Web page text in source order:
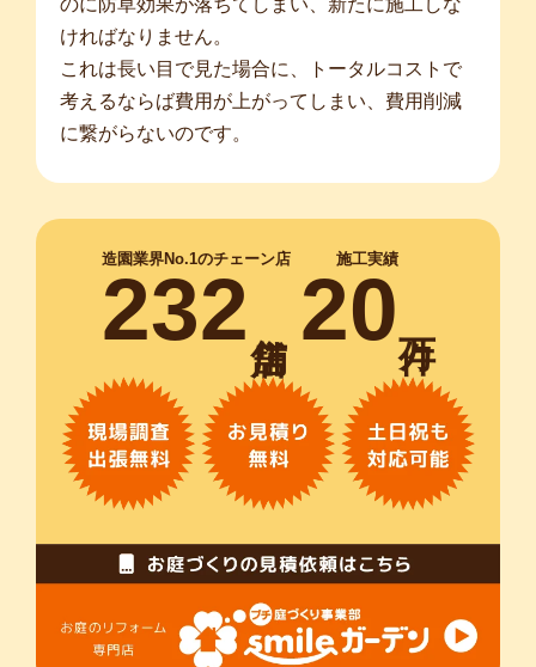
のに防草効果が落ちてしまい、新たに施工しな
ければなりません。
これは長い目で見た場合に、トータルコストで
考えるならば費用が上がってしまい、費用削減
に繋がらないのです。
造園業界No.1のチェーン店
232
施工実績
20